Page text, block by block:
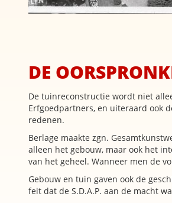
DE
De tuinreconstructie wordt niet
Erfgoedpartners, en uiteraard ook
redenen.
Berlage maakte zgn.
alleen het gebouw, maar ook het
van het geheel. Wanneer men de
Gebouw en tuin gaven ook de
feit dat de S.D.A.P. aan de macht